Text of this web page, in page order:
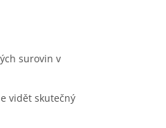
surovin v
vidět skutečný